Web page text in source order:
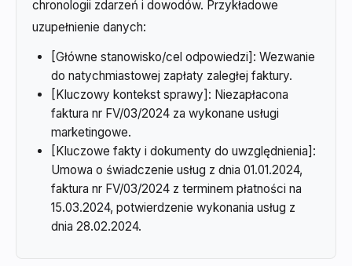
chronologii zdarzeń i dowodów. Przykładowe
uzupełnienie danych:
[Główne stanowisko/cel odpowiedzi]: Wezwanie
do natychmiastowej zapłaty zaległej faktury.
[Kluczowy kontekst sprawy]: Niezapłacona
faktura nr FV/03/2024 za wykonane usługi
marketingowe.
[Kluczowe fakty i dokumenty do uwzględnienia]:
Umowa o świadczenie usług z dnia 01.01.2024,
faktura nr FV/03/2024 z terminem płatności na
15.03.2024, potwierdzenie wykonania usług z
dnia 28.02.2024.